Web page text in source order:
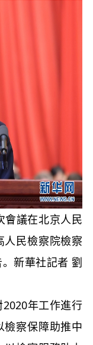
議在北京人民
人民檢察院檢察
新華社記者 劉
年工作進行
檢察保障助推中